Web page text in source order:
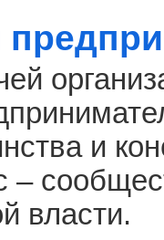
и
–
власти.